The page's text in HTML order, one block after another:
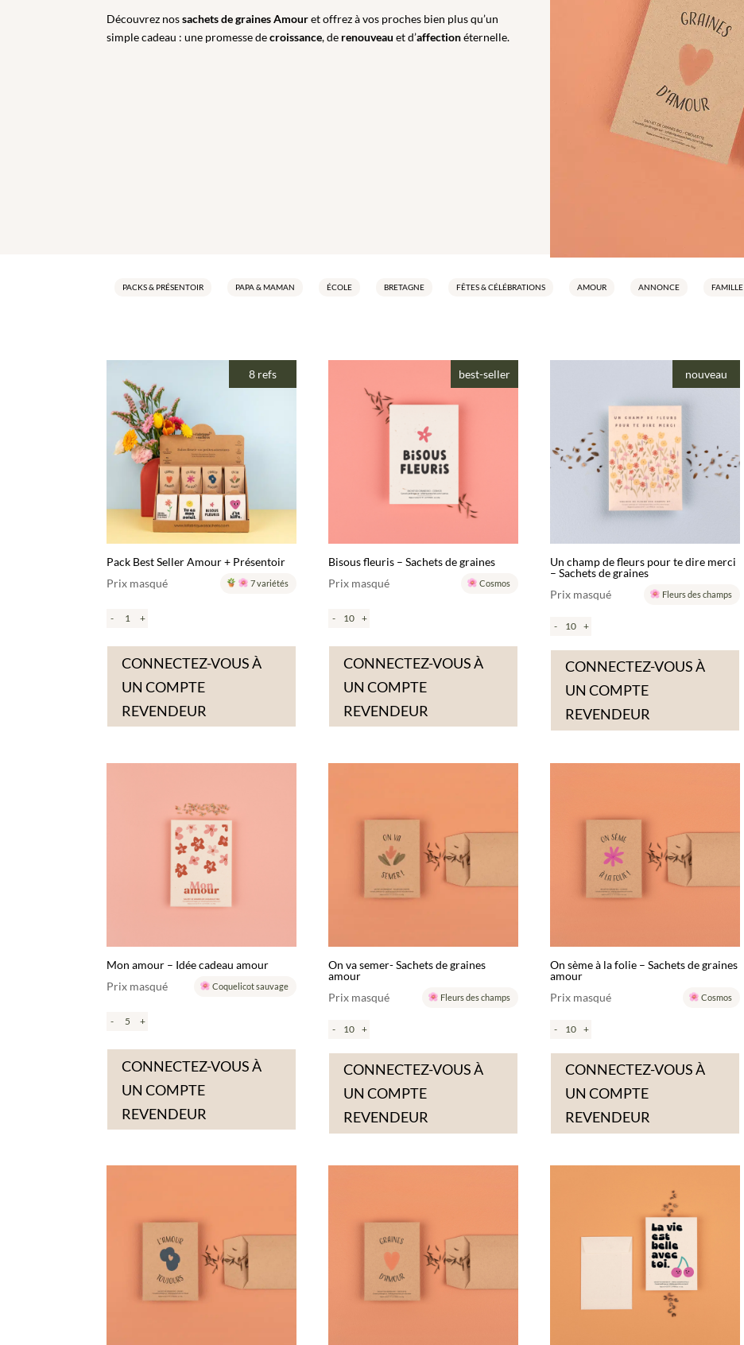
Découvrez nossachets de graines Amouret offrez à vos proches bien plus qu’un
simple cadeau : une promesse decroissance, de renouveau et d’affectionéternelle.
PACKS & PRÉSENTOIR PAPA & MAMAN ÉCOLE BRETAGNE FÊTES & CÉLÉBRATIONS AMOUR ANNONCE FAMILLE
8 refs
Pack Best Seller Amour + Présentoir
Prix masqué
7 variétés
- +
CONNECTEZ-VOUS À
UN COMPTE
REVENDEUR
best-seller
Bisous fleuris – Sachets de graines
Prix masqué
Cosmos
- +
CONNECTEZ-VOUS À
UN COMPTE
REVENDEUR
nouveau
Un champ de fleurs pour te dire merci
– Sachets de graines
Prix masqué
Fleurs des champs
- +
CONNECTEZ-VOUS À
UN COMPTE
REVENDEUR
Mon amour – Idée cadeau amour
Prix masqué
Coquelicot sauvage
- +
CONNECTEZ-VOUS À
UN COMPTE
REVENDEUR
On va semer- Sachets de graines
amour
Prix masqué
Fleurs des champs
- +
CONNECTEZ-VOUS À
UN COMPTE
REVENDEUR
On sème à la folie – Sachets de graines
amour
Prix masqué
Cosmos
- +
CONNECTEZ-VOUS À
UN COMPTE
REVENDEUR